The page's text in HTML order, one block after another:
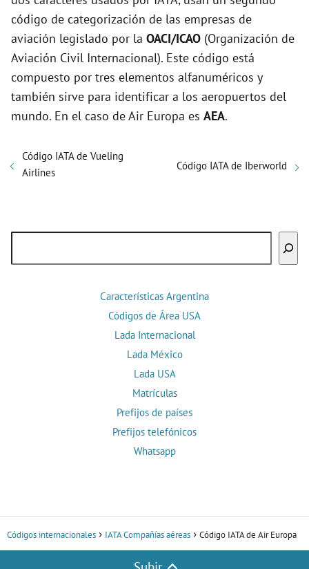
código de categorización de las empresas de
aviación legislado por la OACI/ICAO (Organización de
Aviación Civil Internacional). Este código está
compuesto por tres elementos alfanuméricos y
también sirve para identificar a los aeropuertos del
mundo. En el caso de Air Europa es AEA.
Código IATA de Vueling
Airlines
Código IATA de Iberworld
Características Argentina
Códigos de Área USA
Lada Internacional
Lada México
Lada USA
Matrículas
Prefijos de países
Prefijos telefónicos
Whatsapp
Códigos internacionales IATA Compañías aéreas Código IATA de Air Europa